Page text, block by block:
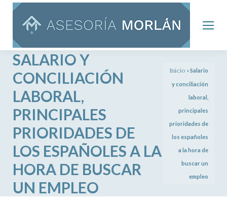
SALARIO Y
CONCILIACIÓN
LABORAL,
PRINCIPALES
PRIORIDADES DE
LOS ESPAÑOLES A LA
HORA DE BUSCAR
UN EMPLEO
Inicio »Salario
y conciliación
laboral,
principales
prioridades de
los españoles
a la hora de
buscar un
empleo